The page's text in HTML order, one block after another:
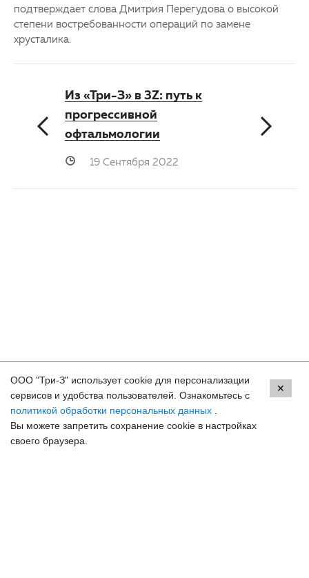
Задать вопрос
подтверждает слова Дмитрия Перегудова о высокой
степени востребованности операций по замене
хрусталика.
Из «Три-З» в 3Z: путь к
прогрессивной
офтальмологии
19 Сентября 2022
Контакты
Пермь, ул. Екатерининская, 105
8 (800) 250-33-30
ООО "Три-З" использует cookie для персонализации
сервисов и удобства пользователей. Ознакомьтесь с
политикой обработки персональных данных
Вы можете запретить сохранение cookie в настройках
своего браузера.
✕